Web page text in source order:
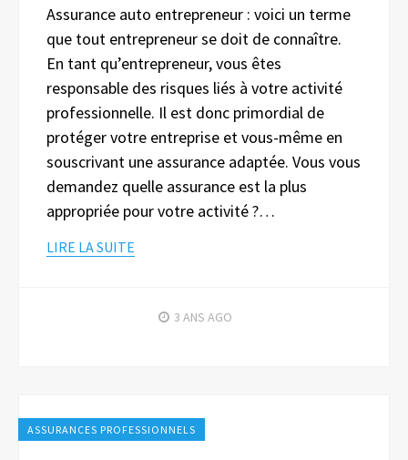
Assurance auto entrepreneur : voici un terme
que tout entrepreneur se doit de connaître.
En tant qu’entrepreneur, vous êtes
responsable des risques liés à votre activité
professionnelle. Il est donc primordial de
protéger votre entreprise et vous-même en
souscrivant une assurance adaptée. Vous vous
demandez quelle assurance est la plus
appropriée pour votre activité ?…
LIRE LA SUITE
3 ANS AGO
ASSURANCES PROFESSIONNELS